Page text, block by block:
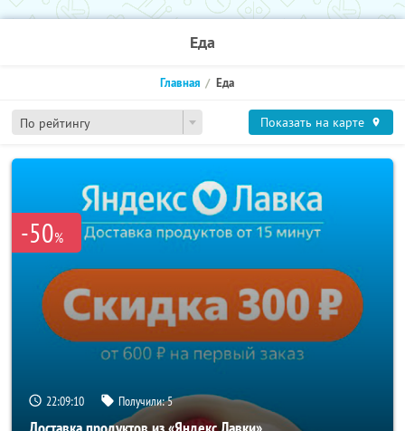
Еда
По рейтингу
Главная Еда
Показать на карте
-50%
22:09:10 Получили:5